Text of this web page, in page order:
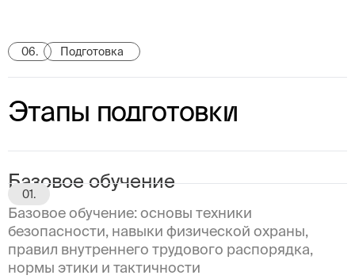
06. Подготовка
Этапы подготовки
01.
Базовое обучение
Базовое обучение: основы техники
безопасности, навыки физической охраны,
правил внутреннего трудового распорядка,
нормы этики и тактичности